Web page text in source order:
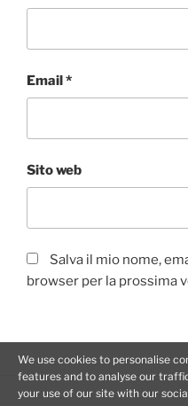
Email*
Sito web
Salva il mio nome,
browser per la prossima
We use cookies to personalise
features and to analyse our
your use of our site with our